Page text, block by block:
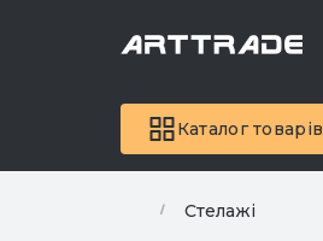
Каталог товарів
Стелажі